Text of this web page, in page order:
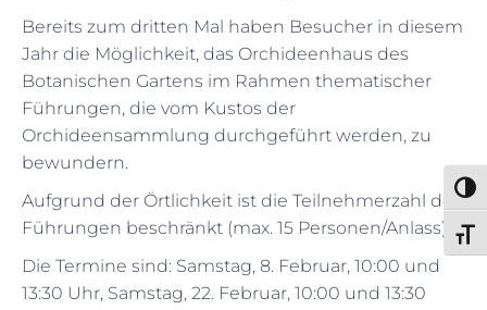
Bereits zum dritten Mal haben Besucher in diesem
Jahr die Möglichkeit, das Orchideenhaus des
Botanischen Gartens im Rahmen thematischer
Führungen, die vom Kustos der
Orchideensammlung durchgeführt werden, zu
bewundern.
Aufgrund der Örtlichkeit ist die Teilnehmerzahl der
Führungen beschränkt (max. 15 Personen/Anlass).
Die Termine sind: Samstag, 8. Februar, 10:00 und
13:30 Uhr, Samstag, 22. Februar, 10:00 und 13:30